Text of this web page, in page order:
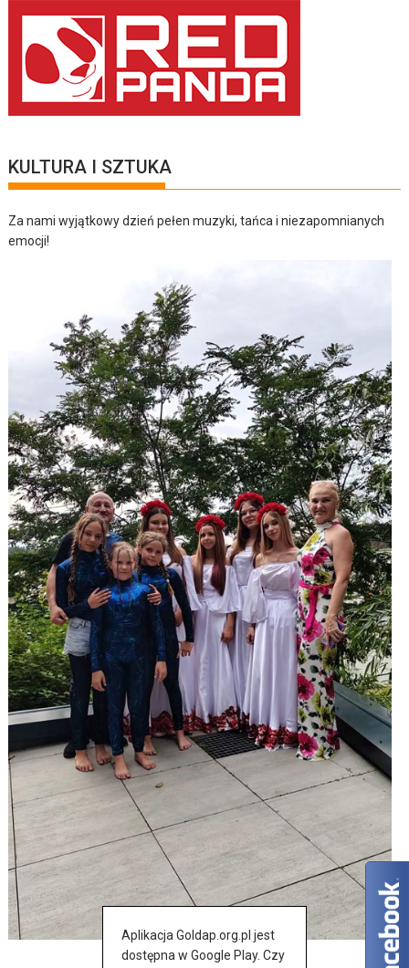
KULTURA I SZTUKA
Za nami wyjątkowy dzień pełen muzyki, tańca i niezapomnianych
emocji!
Aplikacja Goldap.org.pl jest
dostępna w Google Play. Czy